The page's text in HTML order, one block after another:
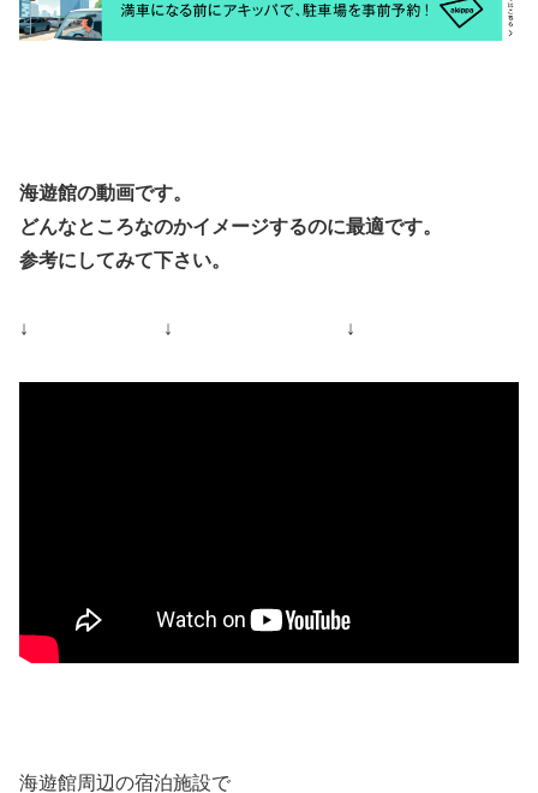
海遊館の動画です。
どんなところなのかイメージするのに最適です。
参考にしてみて下さい。
↓ ↓ ↓
海遊館周辺の宿泊施設で